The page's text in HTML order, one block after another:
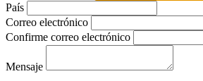
País
Correo electrónico
Confirme correo electrónico
Mensaje